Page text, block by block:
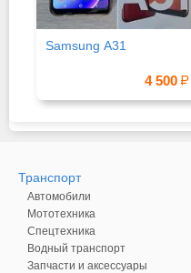
Samsung A31
4 500
Транспорт
Автомобили
Мототехника
Спецтехника
Водный транспорт
Запчасти и аксессуары